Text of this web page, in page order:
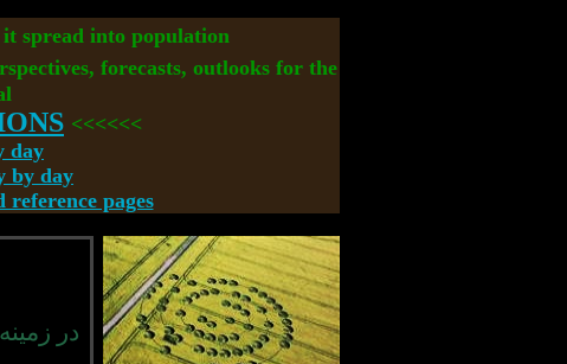
spread into population
forecasts, outlooks for the
>>>>>>
day
by day
pages
در